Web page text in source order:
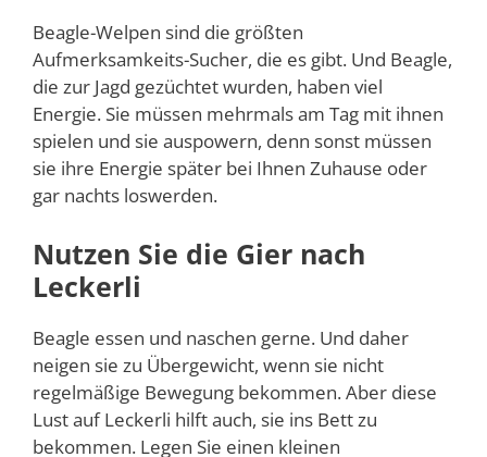
Beagle-Welpen sind die größten
Aufmerksamkeits-Sucher, die es gibt. Und Beagle,
die zur Jagd gezüchtet wurden, haben viel
Energie. Sie müssen mehrmals am Tag mit ihnen
spielen und sie auspowern, denn sonst müssen
sie ihre Energie später bei Ihnen Zuhause oder
gar nachts loswerden.
Nutzen Sie die Gier nach
Leckerli
Beagle essen und naschen gerne. Und daher
neigen sie zu Übergewicht, wenn sie nicht
regelmäßige Bewegung bekommen. Aber diese
Lust auf Leckerli hilft auch, sie ins Bett zu
bekommen. Legen Sie einen kleinen